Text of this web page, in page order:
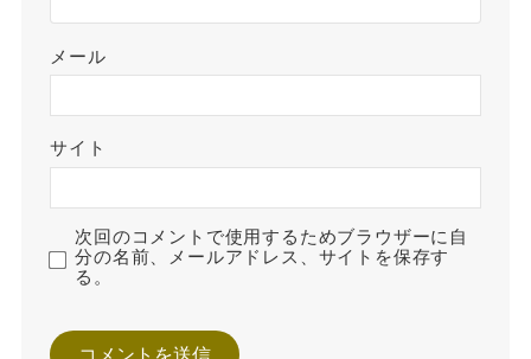
メール
サイト
次回のコメントで使用するためブラウザーに自
分の名前、メールアドレス、サイトを保存す
る。